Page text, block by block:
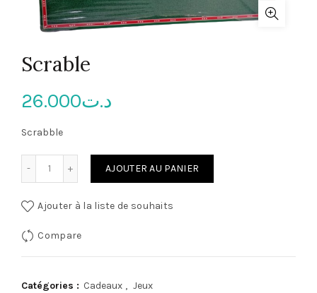
Scrable
د.ت26.000
Scrabble
AJOUTER AU PANIER
Ajouter à la liste de souhaits
Compare
Catégories : Cadeaux , Jeux